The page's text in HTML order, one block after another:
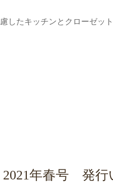
したキッチンとクローゼッ
年春号 発行